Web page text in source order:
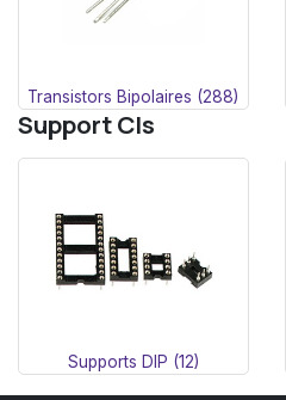
Transistors Bipolaires (288)
Support CIs
Supports DIP (12)